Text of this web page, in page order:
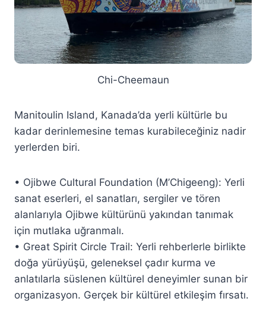
Chi-Cheemaun
Manitoulin Island, Kanada’da yerli kültürle bu
kadar derinlemesine temas kurabileceğiniz nadir
yerlerden biri.
• Ojibwe Cultural Foundation (M’Chigeeng): Yerli
sanat eserleri, el sanatları, sergiler ve tören
alanlarıyla Ojibwe kültürünü yakından tanımak
için mutlaka uğranmalı.
• Great Spirit Circle Trail: Yerli rehberlerle birlikte
doğa yürüyüşü, geleneksel çadır kurma ve
anlatılarla süslenen kültürel deneyimler sunan bir
organizasyon. Gerçek bir kültürel etkileşim fırsatı.